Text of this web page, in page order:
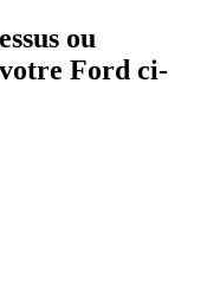
ou
Ford ci-